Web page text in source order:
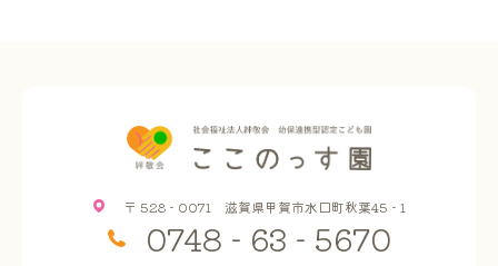
0748 - 63 - 5670
〒 528 - 0071 滋賀県甲賀市水口町秋葉45 - 1